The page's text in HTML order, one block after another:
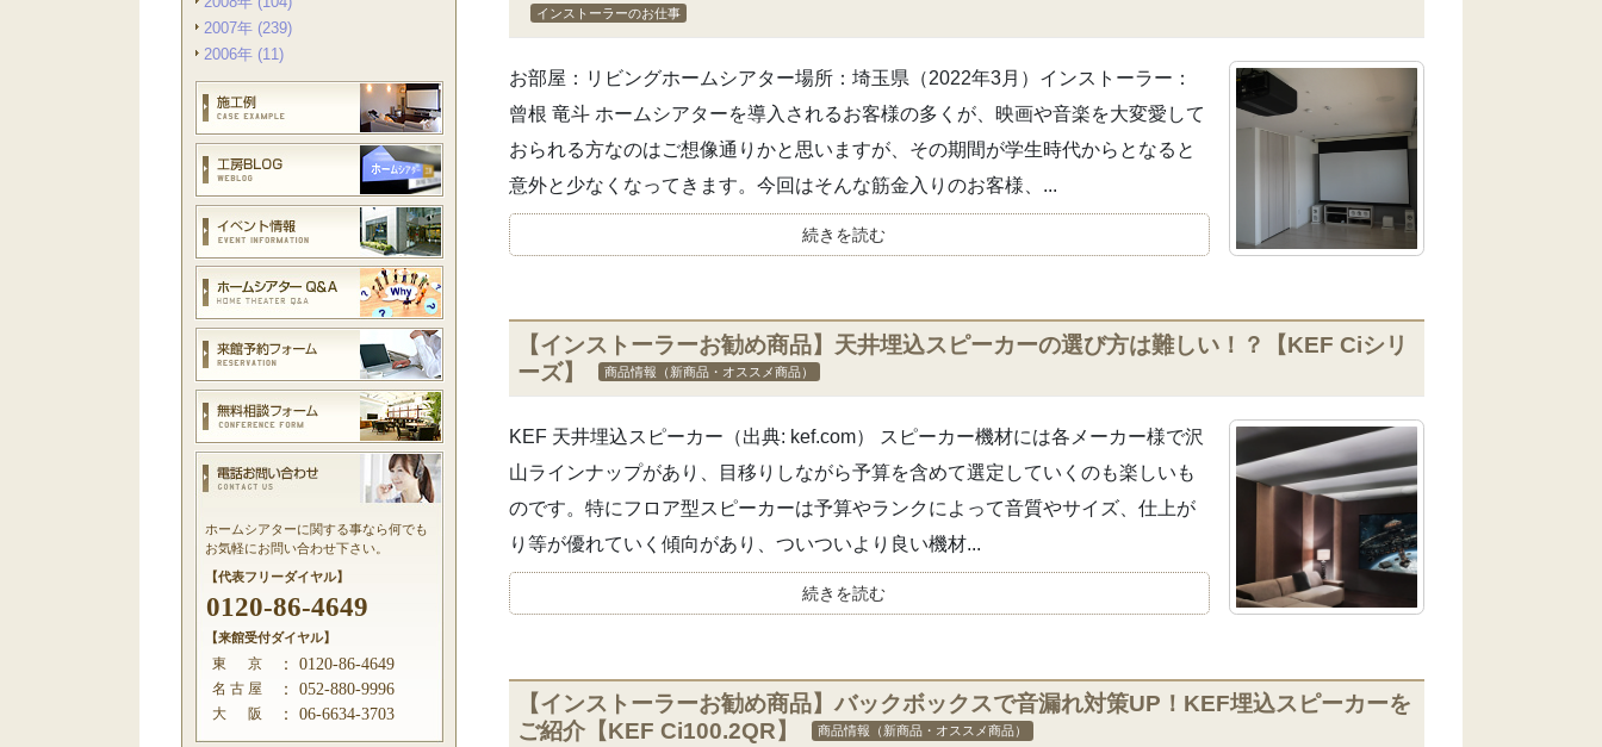
2007年 (239)
2006年 (11)
ホームシアターに関する事なら何でも
お気軽にお問い合わせ下さい。
【代表フリーダイヤル】
0120-86-4649
【来館受付ダイヤル】
東 京 ： 0120-86-4649
名 古 屋 ： 052-880-9996
大 阪 ： 06-6634-3703
インストーラーのお仕事
お部屋：リビングホームシアター場所：埼玉県（2022年3月）インストーラー：
曾根 竜斗 ホームシアターを導入されるお客様の多くが、映画や音楽を大変愛して
おられる方なのはご想像通りかと思いますが、その期間が学生時代からとなると
意外と少なくなってきます。今回はそんな筋金入りのお客様、...
続きを読む
【インストーラーお勧め商品】天井埋込スピーカーの選び方は難しい！？【KEF Ciシリ
ーズ】
商品情報（新商品・オススメ商品）
KEF 天井埋込スピーカー（出典: kef.com） スピーカー機材には各メーカー様で沢
山ラインナップがあり、目移りしながら予算を含めて選定していくのも楽しいも
のです。特にフロア型スピーカーは予算やランクによって音質やサイズ、仕上が
り等が優れていく傾向があり、ついついより良い機材...
続きを読む
【インストーラーお勧め商品】バックボックスで音漏れ対策UP！KEF埋込スピーカーを
ご紹介【KEF Ci100.2QR】
商品情報（新商品・オススメ商品）